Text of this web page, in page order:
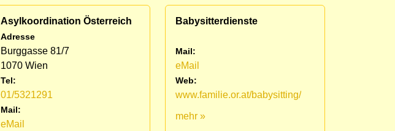
Asylkoordination Österreich
Adresse
Burggasse 81/7
1070 Wien
Tel:
01/5321291
Mail:
eMail
Babysitterdienste
Mail:
eMail
Web:
www.familie.or.at/babysitting/
mehr »